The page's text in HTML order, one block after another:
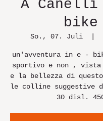
A
bike
So., 07. Juli
un'avventura in e -
sportivo e non , vista
e la bellezza di
le colline suggestive
30 disl.